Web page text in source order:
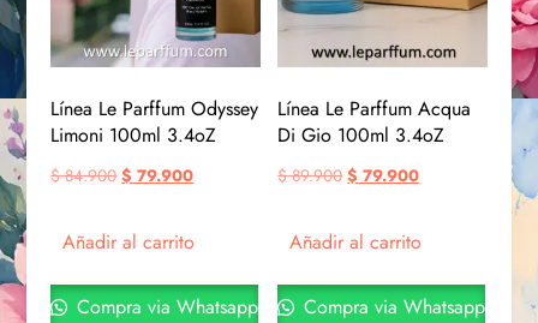
Línea Le Parffum Odyssey
Limoni 100ml 3.4oZ
$84.900 $ 79.900
Añadir al carrito
Compra via Whatsapp
Línea Le Parffum Acqua
Di Gio 100ml 3.4oZ
$89.900 $ 79.900
Añadir al carrito
Compra via Whatsapp